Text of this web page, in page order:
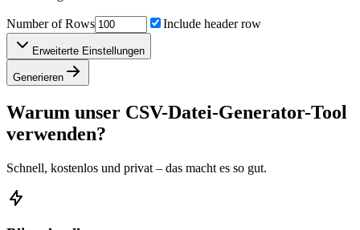
Number of Rows Include header row
Erweiterte Einstellungen
Generieren
Warum unser CSV-Datei-Generator-Tool
verwenden?
Schnell, kostenlos und privat – das macht es so gut.